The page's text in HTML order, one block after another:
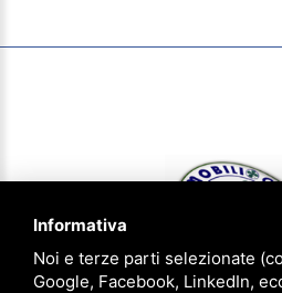
Informativa
Noi e terze parti selezionate
Google, Facebook, LinkedIn,